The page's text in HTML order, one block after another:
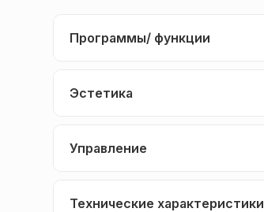
Программы/ функции
Эстетика
Управление
Технические характеристики